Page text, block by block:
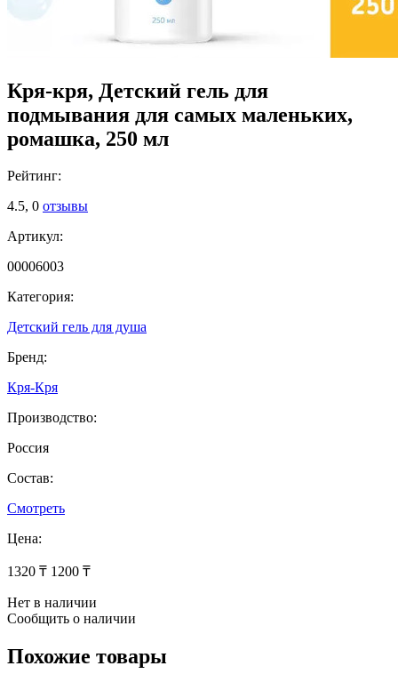
Кря-кря, Детский гель для
подмывания для самых маленьких,
ромашка, 250 мл
Рейтинг:
4.5, 0 отзывы
Артикул:
00006003
Категория:
Детский гель для душа
Бренд:
Кря-Кря
Производство:
Россия
Состав:
Смотреть
Цена:
1320 ₸ 1200 ₸
Нет в наличии
Сообщить о наличии
Похожие товары